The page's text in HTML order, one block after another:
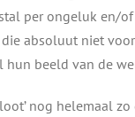
per ongeluk en/
absoluut niet
beeld van de
nog helemaal